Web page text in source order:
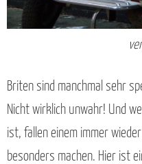
Briten sind manchmal sehr
Nicht wirklich unwahr! Und
ist, fallen einem immer
besonders machen. Hier ist